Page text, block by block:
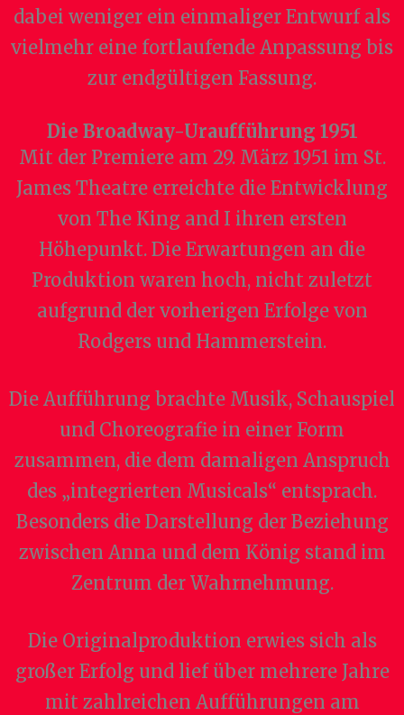
dabei weniger ein einmaliger Entwurf als
vielmehr eine fortlaufende Anpassung bis
zur endgültigen Fassung.
Die Broadway-Uraufführung 1951
Mit der Premiere am 29. März 1951 im St.
James Theatre erreichte die Entwicklung
von The King and I ihren ersten
Höhepunkt. Die Erwartungen an die
Produktion waren hoch, nicht zuletzt
aufgrund der vorherigen Erfolge von
Rodgers und Hammerstein.
Die Aufführung brachte Musik, Schauspiel
und Choreografie in einer Form
zusammen, die dem damaligen Anspruch
des „integrierten Musicals“ entsprach.
Besonders die Darstellung der Beziehung
zwischen Anna und dem König stand im
Zentrum der Wahrnehmung.
Die Originalproduktion erwies sich als
großer Erfolg und lief über mehrere Jahre
mit zahlreichen Aufführungen am